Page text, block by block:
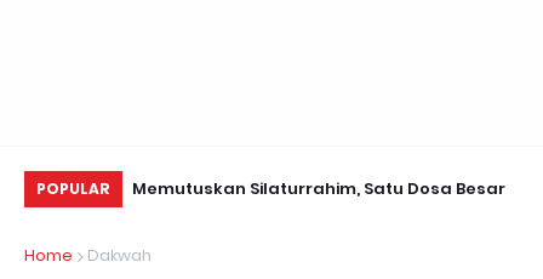
POPULAR
Valentine~ Memutuskan Silaturrahim, Satu Dosa Besar
Home
Dakwah